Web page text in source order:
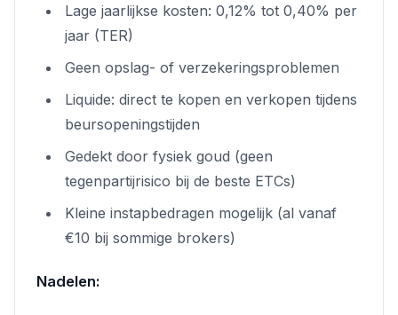
Lage jaarlijkse kosten: 0,12% tot 0,40% per
jaar (TER)
Geen opslag- of verzekeringsproblemen
Liquide: direct te kopen en verkopen tijdens
beursopeningstijden
Gedekt door fysiek goud (geen
tegenpartijrisico bij de beste ETCs)
Kleine instapbedragen mogelijk (al vanaf
€10 bij sommige brokers)
Nadelen: